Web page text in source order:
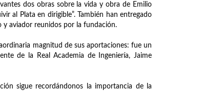
dos obras sobre la vida y obra de Emilio
al Plata en dirigible”. También han entregado
y aviador reunidos por la fundación.
magnitud de sus aportaciones: fue un
de la Real Academia de Ingeniería, Jaime
sigue recordándonos la importancia de la